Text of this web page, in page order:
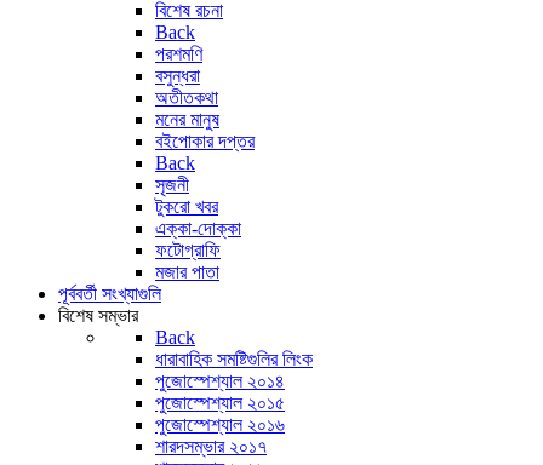
বিশেষ রচনা
Back
পরশমণি
বসুন্ধরা
অতীতকথা
মনের মানুষ
বইপোকার দপ্তর
Back
সৃজনী
টুকরো খবর
এক্কা-দোক্কা
ফটোগ্রাফি
মজার পাতা
পূর্ববর্তী সংখ্যাগুলি
বিশেষ সম্ভার
Back
ধারাবাহিক সমষ্টিগুলির লিংক
পুজোস্পেশ্যাল ২০১৪
পুজোস্পেশ্যাল ২০১৫
পুজোস্পেশ্যাল ২০১৬
শারদসম্ভার ২০১৭